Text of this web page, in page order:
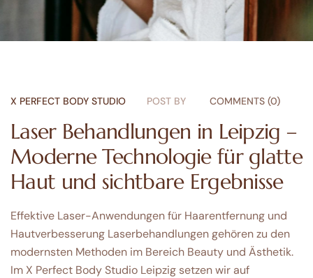
X PERFECT BODY STUDIO POST BY COMMENTS (0)
Laser Behandlungen in Leipzig –
Moderne Technologie für glatte
Haut und sichtbare Ergebnisse
Effektive Laser-Anwendungen für Haarentfernung und
Hautverbesserung Laserbehandlungen gehören zu den
modernsten Methoden im Bereich Beauty und Ästhetik.
Im X Perfect Body Studio Leipzig setzen wir auf